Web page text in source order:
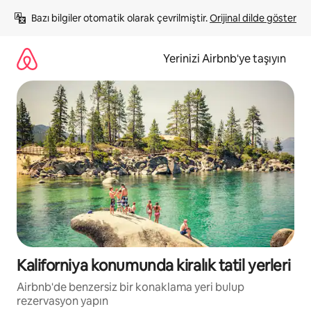
atla
Bazı bilgiler otomatik olarak çevrilmiştir. Orijinal dilde göster
Yerinizi Airbnb'ye taşıyın
Kaliforniya konumunda kiralık tatil yerleri
Airbnb'de benzersiz bir konaklama yeri bulup
rezervasyon yapın